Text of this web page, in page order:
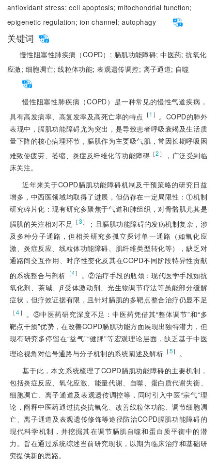
antioxidant stress;cell apoptosis; mitochondrial function;
epigenetic regulation; ion channel;autophagy
关键词
慢性阻塞性肺疾病（COPD）; 膈肌功能障碍;中医药;抗氧化
应激; 细胞凋亡;线粒体功能;表观遗传调控; 离子通道; 自噬
慢性阻塞性肺疾病（COPD）是一种常见的慢性气道疾病，
具有高发病率、高复发率及高死亡率的特点 ［1 ］ 。COPD的肺外
表现中，膈肌功能障碍尤为突出，是导致患者呼吸衰竭及生活质
量下降的核心病理环节，膈肌作为主要吸气肌，常因长期呼吸困
难致使疲劳、萎缩、炎症及纤维化等功能障碍 ［2 ］
，广泛受到临
床关注。
近年来关于COPD膈肌功能障碍机制及干预策略的研究日益
增多，中西医领域均取得了进展，但仍存在一定局限性：①机制
研究碎片化：现有研究多聚焦于气道和肺组织，对骨骼肌尤其是
膈肌的关注相对不足 ［3］
；且膈肌功能障碍的发病机制复杂，涉
及多种分子通路，但相关研究多孤立探讨单一通路（如氧化应
激、炎症反应、线粒体功能障碍、肌纤维类型转化等），缺乏对
通路间交互作用、时序性变化及其在COPD不同阶段特异性贡献
的系统整合与剖析 ［4］
。②治疗手段的瓶颈：现代医学手段如抗
氧化剂、茶碱、β受体激动剂、光生物调节疗法等虽能部分缓解
症状，但疗效证据有限，且针对膈肌的多靶点整合治疗仍显不足
［4］ 。③中医药研究深度不足：中医药凭借其“整体调节”和“多
靶点干预”优势，在改善COPD膈肌功能方面展现出独特潜力，但
现有研究多停留在“益气”“健脾”等宏观理论层面，缺乏基于中医
理论视角对信号通路与分子机制的系统阐述及解析 ［5］
。
基于此，本文系统梳理了COPD膈肌功能障碍的主要机制，
包括炎症反应、氧化应激、能量代谢、自噬、蛋白质代谢失衡、
细胞凋亡、离子通道及表观遗传调控等，同时引入中医“宗气”理
论，阐释中医药通过抗炎抗氧化、改善线粒体功能、调节细胞凋
亡、离子通道及表观遗传修饰等途径防治COPD膈肌功能障碍的
现代科学机制，并挖掘其在调节膈肌自噬和蛋白质平衡中的潜
力。旨在通过系统综述当前研究现状，以期为临床治疗和基础研
究提供新的思路。